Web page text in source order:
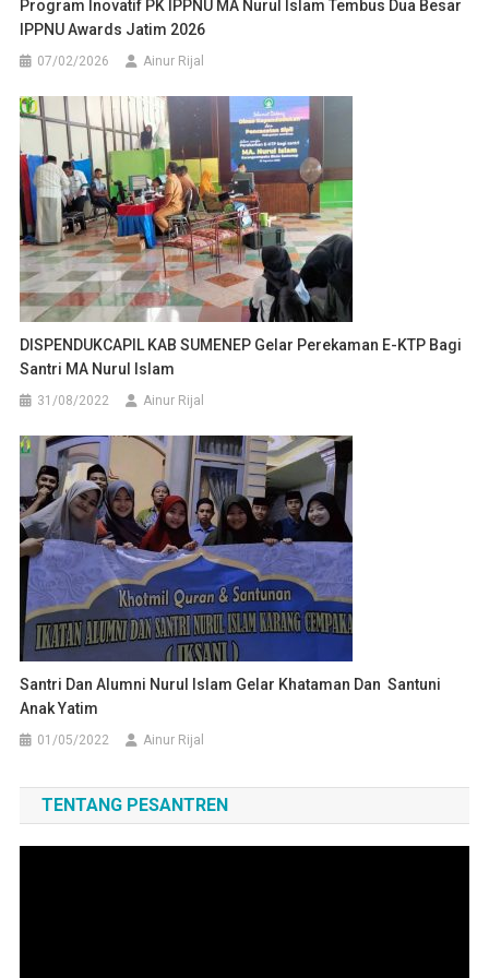
Program Inovatif PK IPPNU MA Nurul Islam Tembus Dua Besar
IPPNU Awards Jatim 2026
07/02/2026 Ainur Rijal
DISPENDUKCAPIL KAB SUMENEP Gelar Perekaman E-KTP Bagi
Santri MA Nurul Islam
31/08/2022 Ainur Rijal
Santri Dan Alumni Nurul Islam Gelar Khataman Dan Santuni
Anak Yatim
01/05/2022 Ainur Rijal
TENTANG PESANTREN